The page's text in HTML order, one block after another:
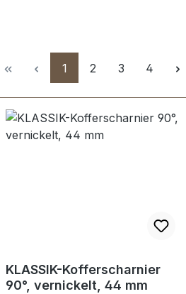
Seite
1 Seite
2 Seite
3 Seite
4
KLASSIK-Kofferscharnier
90°, vernickelt, 44 mm